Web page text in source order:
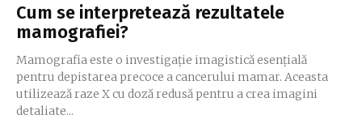
Cum se interpretează rezultatele
mamografiei?
Mamografia este o investigație imagistică esențială
pentru depistarea precoce a cancerului mamar. Aceasta
utilizează raze X cu doză redusă pentru a crea imagini
detaliate...